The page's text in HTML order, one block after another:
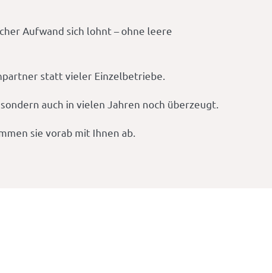
Aufwand sich lohnt – ohne leere
statt vieler Einzelbetriebe.
auch in vielen Jahren noch überzeugt.
sie vorab mit Ihnen ab.